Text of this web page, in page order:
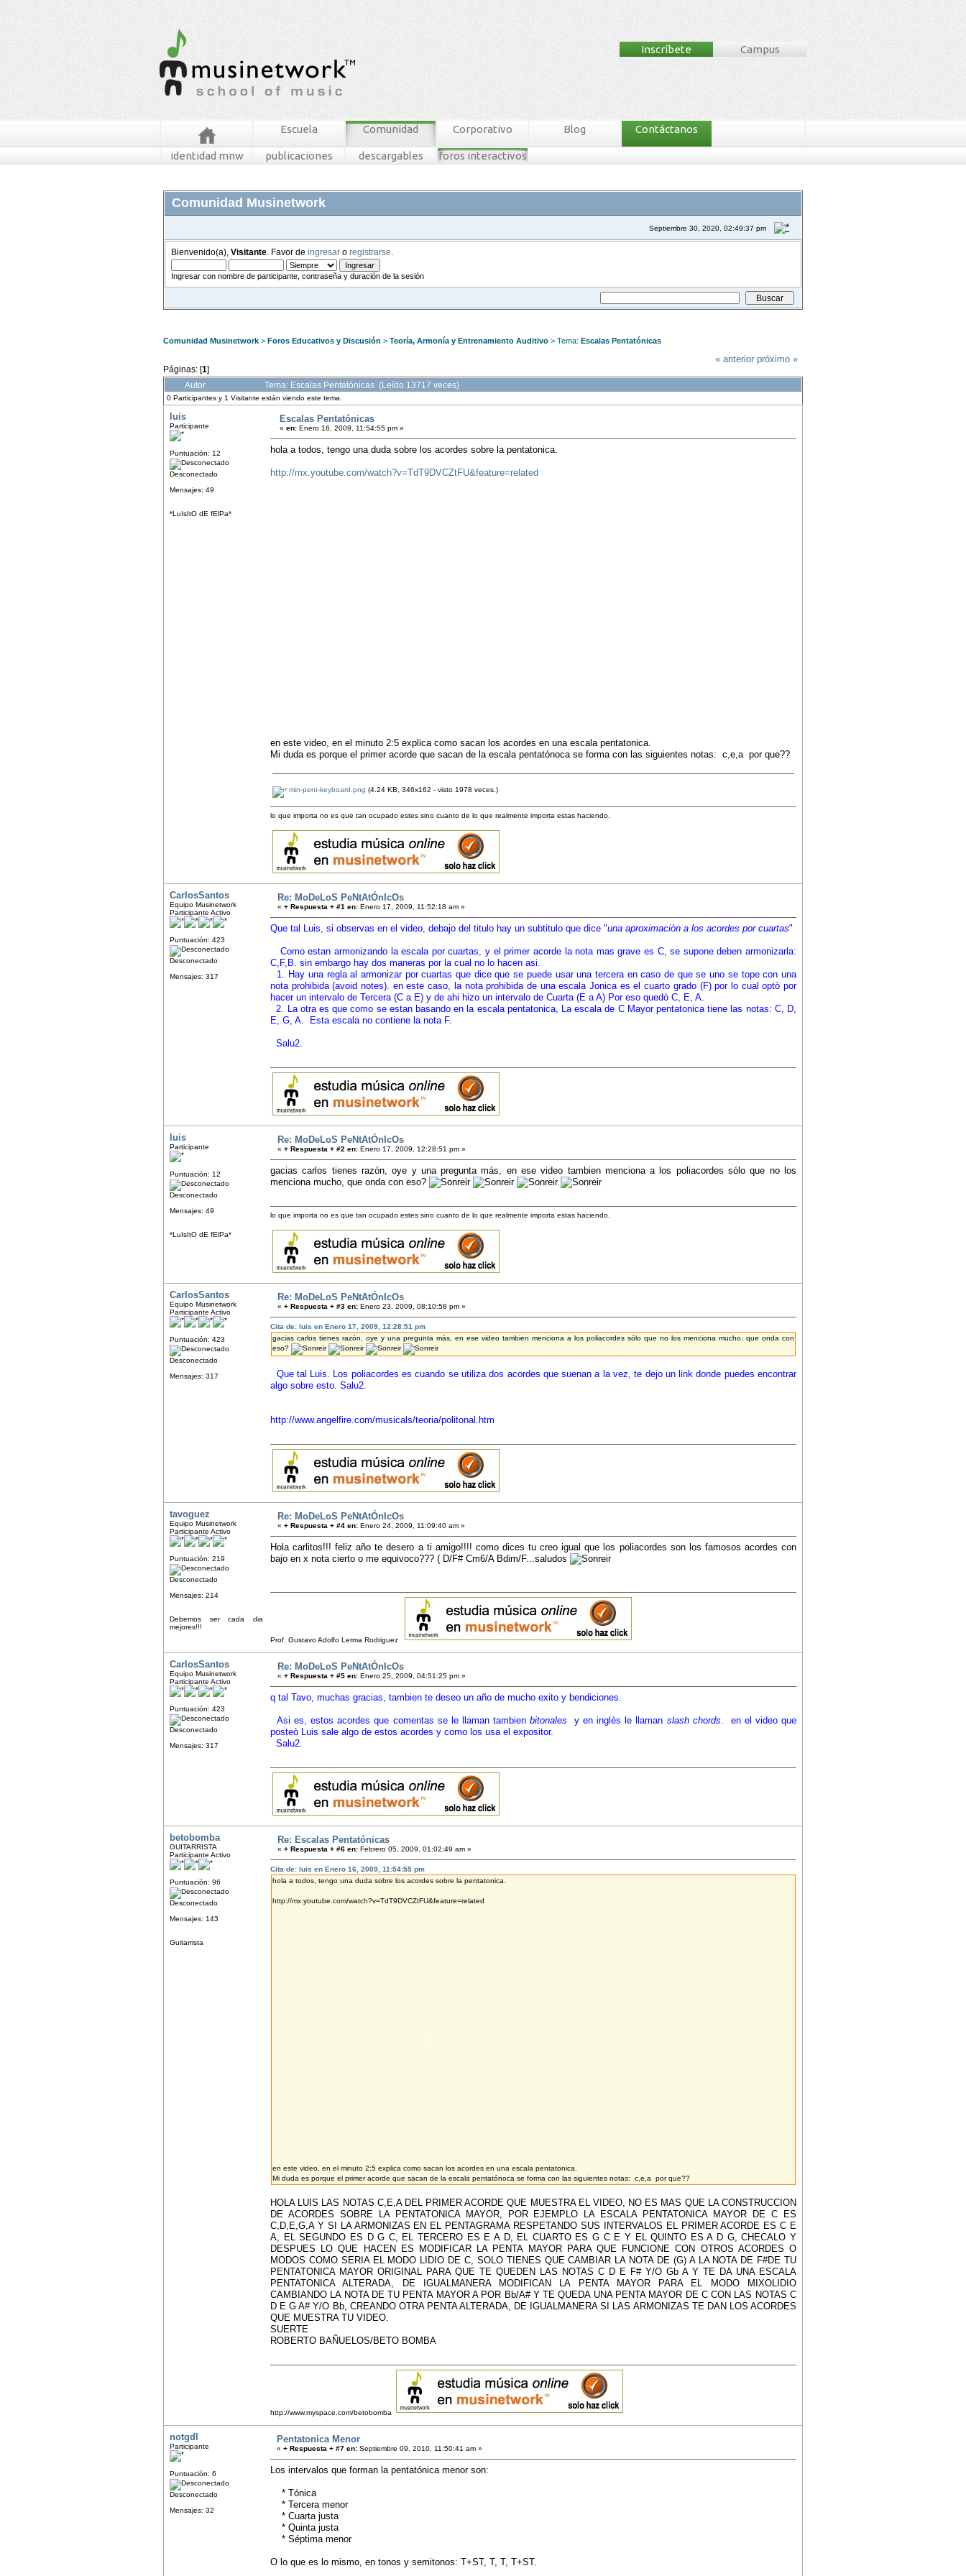
Campus
Inscríbete
Escuela Comunidad Corporativo Blog Contáctanos
identidad mnw publicaciones descargables foros interactivos
Comunidad Musinetwork
Septiembre 30, 2020, 02:49:37 pm
Bienvenido(a), Visitante . Favor de ingresar o registrarse
Ingresar con nombre de participante, contraseña y duración de la sesión
Comunidad Musinetwork > Foros Educativos y Discusión > Teoría, Armonía y Entrenamiento Auditivo > Tema: Escalas Pentatónicas
Páginas: [1]
« anterior próximo »
Autor Tema: Escalas Pentatónicas (Leído 13717 veces)
0 Participantes y 1 Visitante están viendo este tema.
luis
Participante
Puntuación: 12
Desconectado
Mensajes: 49
*LuIsItO dE fElPa*
Escalas Pentatónicas
« en: Enero 16, 2009, 11:54:55 pm »
hola a todos, tengo una duda sobre los acordes sobre la pentatonica.
http://mx.youtube.com/watch?v=TdT9DVCZtFU&feature=related
en este video, en el minuto 2:5 explica como sacan los acordes en una escala pentatonica.
Mi duda es porque el primer acorde que sacan de la escala pentatónoca se forma con las siguientes notas: c,e,a por que??
min-pent-keyboard.png (4.24 KB, 346x162 - visto 1978 veces.)
lo que importa no es que tan ocupado estes sino cuanto de lo que realmente importa estas haciendo.
CarlosSantos
Equipo Musinetwork
Participante Activo
Puntuación: 423
Desconectado
Mensajes: 317
Re: MoDeLoS PeNtAtÓnIcOs
« + Respuesta + #1 en: Enero 17, 2009, 11:52:18 am »
Que tal Luis, si observas en el video, debajo del titulo hay un subtitulo que dice "una aproximaciòn a los acordes por cuartas"
Como estan armonizando la escala por cuartas, y el primer acorde la nota mas grave es C, se supone deben armonizarla:
C,F,B. sin embargo hay dos maneras por la cual no lo hacen asi.
1. Hay una regla al armonizar por cuartas que dice que se puede usar una tercera en caso de que se uno se tope con una
nota prohibida (avoid notes). en este caso, la nota prohibida de una escala Jonica es el cuarto grado (F) por lo cual optò por
hacer un intervalo de Tercera (C a E) y de ahi hizo un intervalo de Cuarta (E a A) Por eso quedò C, E, A.
2. La otra es que como se estan basando en la escala pentatonica, La escala de C Mayor pentatonica tiene las notas: C, D,
E, G, A. Esta escala no contiene la nota F.
Salu2.
luis
Participante
Puntuación: 12
Desconectado
Mensajes: 49
*LuIsItO dE fElPa*
Re: MoDeLoS PeNtAtÓnIcOs
« + Respuesta + #2 en: Enero 17, 2009, 12:28:51 pm »
gacias carlos tienes razón, oye y una pregunta más, en ese video tambien menciona a los poliacordes sólo que no los
menciona mucho, que onda con eso?
lo que importa no es que tan ocupado estes sino cuanto de lo que realmente importa estas haciendo.
CarlosSantos
Equipo Musinetwork
Participante Activo
Puntuación: 423
Desconectado
Mensajes: 317
Re: MoDeLoS PeNtAtÓnIcOs
« + Respuesta + #3 en: Enero 23, 2009, 08:10:58 pm »
Cita de: luis en Enero 17, 2009, 12:28:51 pm
gacias carlos tienes razón, oye y una pregunta más, en ese video tambien menciona a los poliacordes sólo que no los menciona mucho, que onda con
eso?
Que tal Luis. Los poliacordes es cuando se utiliza dos acordes que suenan a la vez, te dejo un link donde puedes encontrar
algo sobre esto. Salu2.
http://www.angelfire.com/musicals/teoria/politonal.htm
tavoguez
Equipo Musinetwork
Participante Activo
Puntuación: 219
Desconectado
Mensajes: 214
Debemos ser cada dia
mejores!!!
Re: MoDeLoS PeNtAtÓnIcOs
« + Respuesta + #4 en: Enero 24, 2009, 11:09:40 am »
Hola carlitos!!! feliz año te desero a ti amigo!!!! como dices tu creo igual que los poliacordes son los famosos acordes con
bajo en x nota cierto o me equivoco??? ( D/F# Cm6/A Bdim/F...saludos
Prof. Gustavo Adolfo Lerma Rodriguez
CarlosSantos
Equipo Musinetwork
Participante Activo
Puntuación: 423
Desconectado
Mensajes: 317
Re: MoDeLoS PeNtAtÓnIcOs
« + Respuesta + #5 en: Enero 25, 2009, 04:51:25 pm »
q tal Tavo, muchas gracias, tambien te deseo un año de mucho exito y bendiciones.
Asi es, estos acordes que comentas se le llaman tambien bitonales y en inglès le llaman slash chords . en el video que
posteò Luis sale algo de estos acordes y como los usa el expositor.
Salu2.
betobomba
GUITARRISTA
Participante Activo
Puntuación: 96
Desconectado
Mensajes: 143
Guitarrista
Re: Escalas Pentatónicas
« + Respuesta + #6 en: Febrero 05, 2009, 01:02:49 am »
Cita de: luis en Enero 16, 2009, 11:54:55 pm
hola a todos, tengo una duda sobre los acordes sobre la pentatonica.
http://mx.youtube.com/watch?v=TdT9DVCZtFU&feature=related
en este video, en el minuto 2:5 explica como sacan los acordes en una escala pentatonica.
Mi duda es porque el primer acorde que sacan de la escala pentatónoca se forma con las siguientes notas: c,e,a por que??
HOLA LUIS LAS NOTAS C,E,A DEL PRIMER ACORDE QUE MUESTRA EL VIDEO, NO ES MAS QUE LA CONSTRUCCION
DE ACORDES SOBRE LA PENTATONICA MAYOR, POR EJEMPLO LA ESCALA PENTATONICA MAYOR DE C ES
C,D,E,G,A Y SI LA ARMONIZAS EN EL PENTAGRAMA RESPETANDO SUS INTERVALOS EL PRIMER ACORDE ES C E
A, EL SEGUNDO ES D G C, EL TERCERO ES E A D, EL CUARTO ES G C E Y EL QUINTO ES A D G, CHECALO Y
DESPUES LO QUE HACEN ES MODIFICAR LA PENTA MAYOR PARA QUE FUNCIONE CON OTROS ACORDES O
MODOS COMO SERIA EL MODO LIDIO DE C, SOLO TIENES QUE CAMBIAR LA NOTA DE (G) A LA NOTA DE F#DE TU
PENTATONICA MAYOR ORIGINAL PARA QUE TE QUEDEN LAS NOTAS C D E F# Y/O Gb A Y TE DA UNA ESCALA
PENTATONICA ALTERADA, DE IGUALMANERA MODIFICAN LA PENTA MAYOR PARA EL MODO MIXOLIDIO
CAMBIANDO LA NOTA DE TU PENTA MAYOR A POR Bb/A# Y TE QUEDA UNA PENTA MAYOR DE C CON LAS NOTAS C
D E G A# Y/O Bb, CREANDO OTRA PENTA ALTERADA, DE IGUALMANERA SI LAS ARMONIZAS TE DAN LOS ACORDES
QUE MUESTRA TU VIDEO.
SUERTE
ROBERTO BAÑUELOS/BETO BOMBA
http://www.myspace.com/betobomba
notgdl
Participante
Puntuación: 6
Desconectado
Mensajes: 32
Pentatonica Menor
« + Respuesta + #7 en: Septiembre 09, 2010, 11:50:41 am »
Los intervalos que forman la pentatónica menor son:
* Tónica
* Tercera menor
* Cuarta justa
* Quinta justa
* Séptima menor
O lo que es lo mismo, en tonos y semitonos: T+ST, T, T, T+ST.